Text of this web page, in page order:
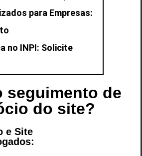
para Empresas:
no INPI: Solicite
seguimento de
do site?
e Site